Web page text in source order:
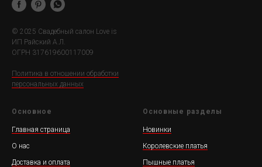
© 2025 Свадебный салон Love is
ИП Райский А.Л.
ОГРН 317619600117009
Политика в отношении обработки
персональных данных
Основное
Главная страница
О нас
Доставка и оплата
Основные разделы
Новинки
Королевские платья
Пышные платья